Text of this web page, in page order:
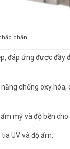
chắn
đáp ứng được đầy
năng chống oxy
mỹ và độ bền cho
UV và độ ẩm.